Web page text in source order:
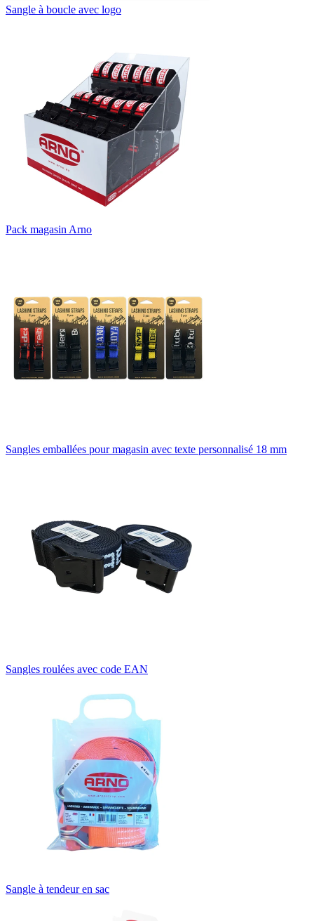
Sangle à boucle avec logo
Pack magasin Arno
Sangles emballées pour magasin avec texte personnalisé 18 mm
Sangles roulées avec code EAN
Sangle à tendeur en sac